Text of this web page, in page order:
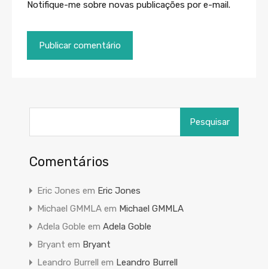
Notifique-me sobre novas publicações por e-mail.
por:
Comentários
Eric Jones em Eric Jones
Michael GMMLA em Michael GMMLA
Adela Goble em Adela Goble
Bryant em Bryant
Leandro Burrell em Leandro Burrell